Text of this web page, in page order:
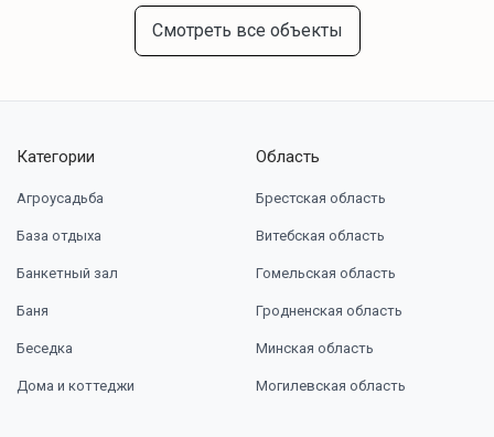
Смотреть все объекты
Категории
Агроусадьба
База отдыха
Банкетный зал
Баня
Беседка
Дома и коттеджи
Область
Брестская область
Витебская область
Гомельская область
Гродненская область
Минская область
Могилевская область